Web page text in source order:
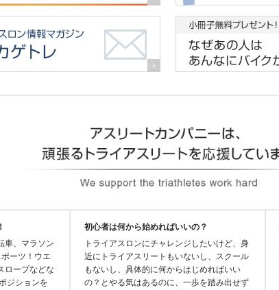
車、マラソン
ーツ！ウエ
ロープなどな
ジションを
初心者は何から始めればいいの？
トライアスロンにチャレンジしたいけど、身
近にトライアスリートもいないし、スクール
もないし、具体的に何からはじめればいい
の？とやる気はあるのに、一歩を踏み出せず